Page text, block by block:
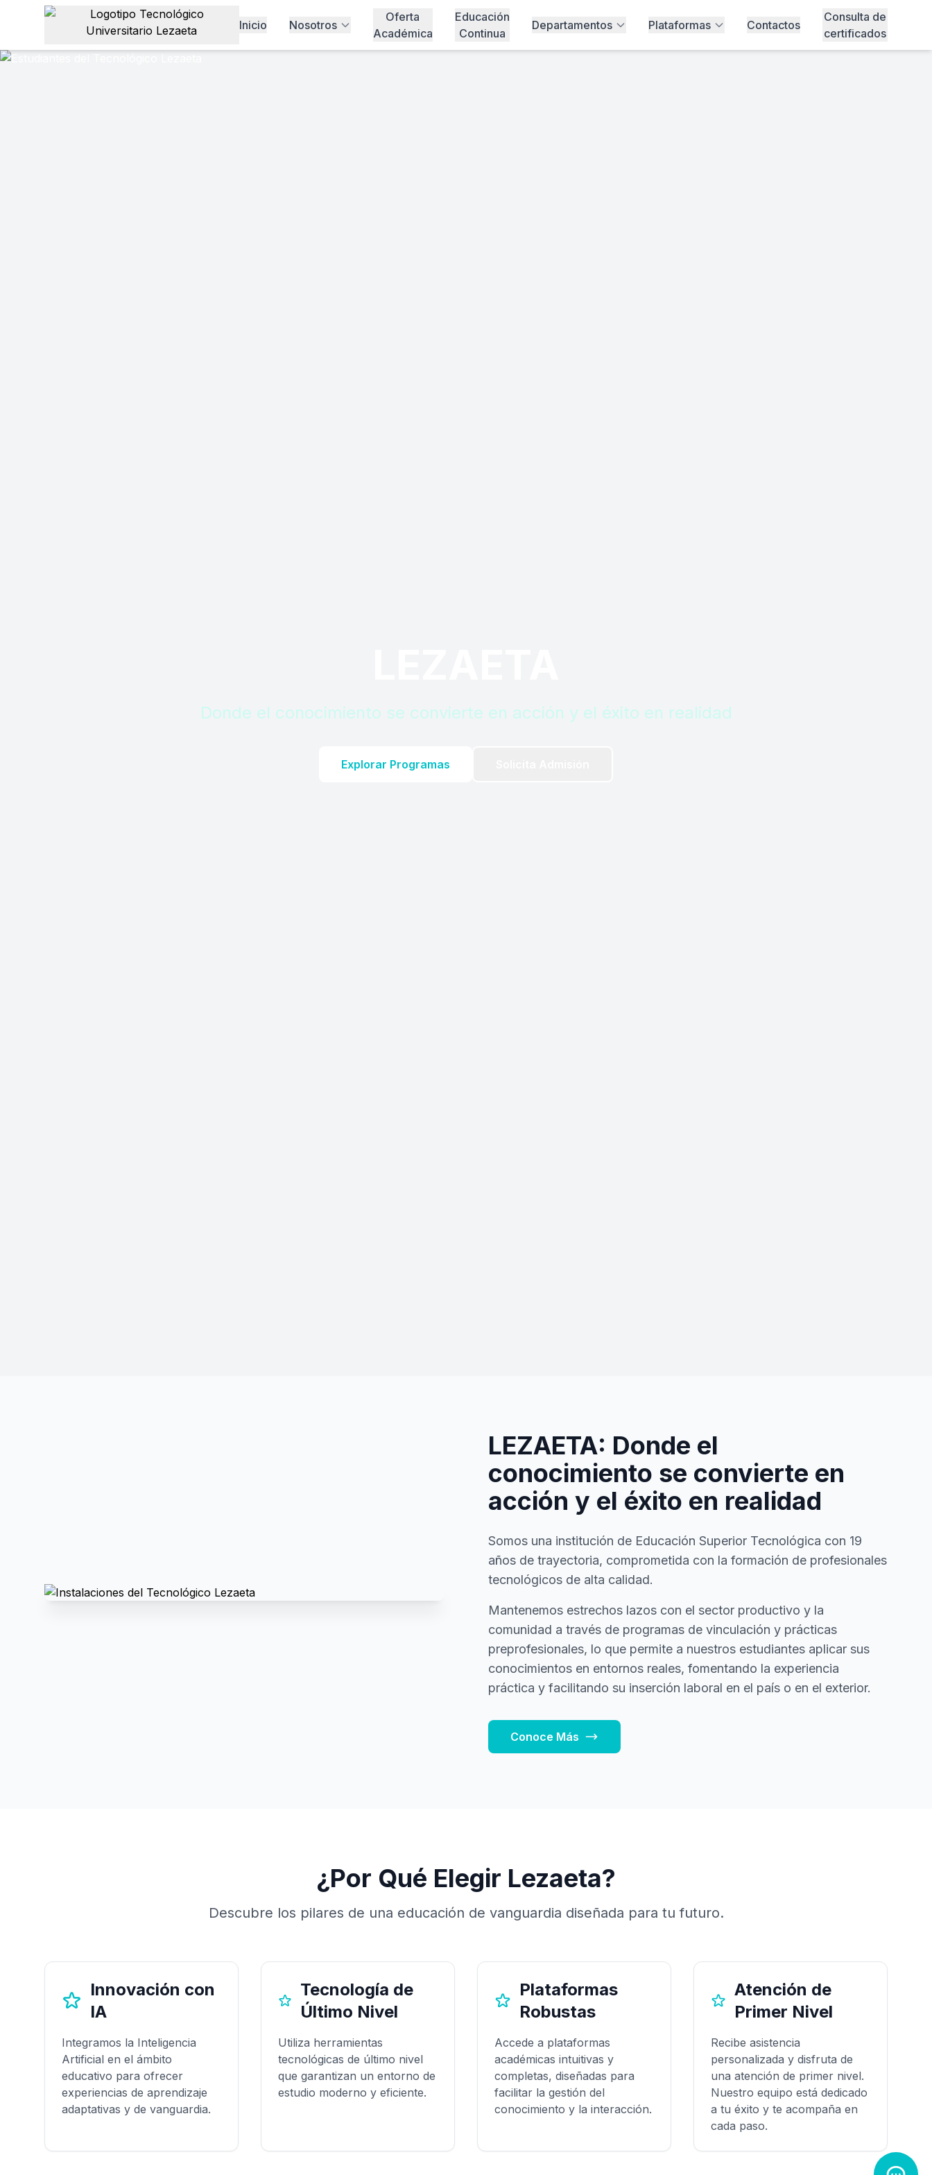
Inicio Nosotros
Oferta
Académica
Educación
Continua
Departamentos Plataformas Contactos
Consulta de
certificados
Donde el conocimiento se convierte en acción y el éxito en realidad
Explorar Programas
LEZAETA: Donde el
conocimiento se convierte en
acción y el éxito en realidad
Somos una institución de Educación Superior Tecnológica con 19
años de trayectoria, comprometida con la formación de profesionales
tecnológicos de alta calidad.
Mantenemos estrechos lazos con el sector productivo y la
comunidad a través de programas de vinculación y prácticas
preprofesionales, lo que permite a nuestros estudiantes aplicar sus
conocimientos en entornos reales, fomentando la experiencia
práctica y facilitando su inserción laboral en el país o en el exterior.
Conoce Más
¿Por Qué Elegir Lezaeta?
Descubre los pilares de una educación de vanguardia diseñada para tu futuro.
Innovación con
IA
Integramos la Inteligencia
Artificial en el ámbito
educativo para ofrecer
experiencias de aprendizaje
adaptativas y de vanguardia.
Tecnología de
Último Nivel
Utiliza herramientas
tecnológicas de último nivel
que garantizan un entorno de
estudio moderno y eficiente.
Plataformas
Robustas
Accede a plataformas
académicas intuitivas y
completas, diseñadas para
facilitar la gestión del
conocimiento y la interacción.
Atención de
Primer Nivel
Recibe asistencia
personalizada y disfruta de
una atención de primer nivel.
Nuestro equipo está dedicado
a tu éxito y te acompaña en
cada paso.